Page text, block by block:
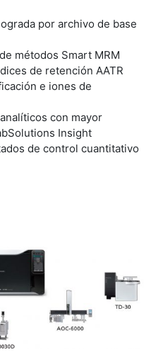
por archivo de base
métodos Smart MRM
de retención AATR
e iones de
con mayor
Insight
de control cuantitativo